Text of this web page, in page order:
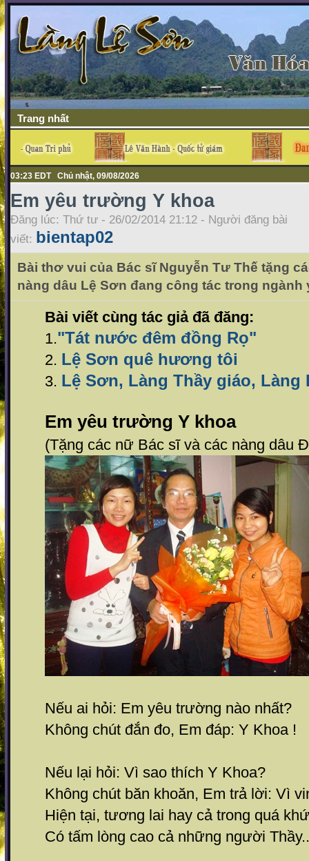
Trang nhất
03:23 EDT Chủ nhật, 09/08/2026
Em yêu trường Y khoa
Đăng lúc: Thứ tư - 26/02/2014 21:12 - Người đăng bài
viết: bientap02
Bài thơ vui của Bác sĩ Nguyễn Tư Thế tặng
nàng dâu Lệ Sơn đang công tác trong ngành
Bài viết cùng tác giả đã đăng:
1."Tát nước đêm đồng Rọ"
2. Lệ Sơn quê hương tôi
3. Lệ Sơn, Làng Thầy giáo, Làng
Em yêu trường Y khoa
(Tặng các nữ Bác sĩ và các nàng dâu
Nếu ai hỏi: Em yêu trường nào nhất?
Không chút đắn đo, Em đáp: Y Khoa !
Nếu lại hỏi: Vì sao thích Y Khoa?
Không chút băn khoăn, Em trả lời: Vì
Hiện tại, tương lai hay cả trong quá khứ
Có tấm lòng cao cả những người